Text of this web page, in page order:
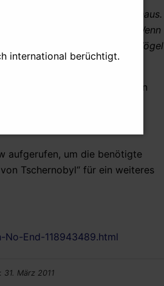
selbst ist fast ein Kartenhaus.
gibt grosse klaffende Löcher. Wenn
ein- und ausgehen, Vögel
und erst einmal die nächsten
aufgerufen, um die benötigte
Tschernobyl“ für ein weiteres
End-118943489.html
31. März 2011
international berüchtigt.